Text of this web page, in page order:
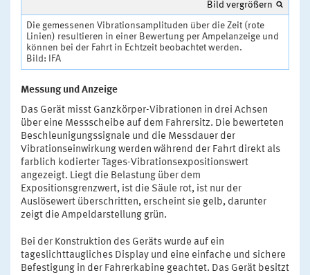
Bild vergrößern
Die gemessenen Vibrationsamplituden über die Zeit (rote
Linien) resultieren in einer Bewertung per Ampelanzeige und
können bei der Fahrt in Echtzeit beobachtet werden.
Bild: IFA
Messung und Anzeige
Das Gerät misst Ganzkörper-Vibrationen in drei Achsen
über eine Messscheibe auf dem Fahrersitz. Die bewerteten
Beschleunigungssignale und die Messdauer der
Vibrationseinwirkung werden während der Fahrt direkt als
farblich kodierter Tages-Vibrationsexpositionswert
angezeigt. Liegt die Belastung über dem
Expositionsgrenzwert, ist die Säule rot, ist nur der
Auslösewert überschritten, erscheint sie gelb, darunter
zeigt die Ampeldarstellung grün.
Bei der Konstruktion des Geräts wurde auf ein
tageslichttaugliches Display und eine einfache und sichere
Befestigung in der Fahrerkabine geachtet. Das Gerät besitzt